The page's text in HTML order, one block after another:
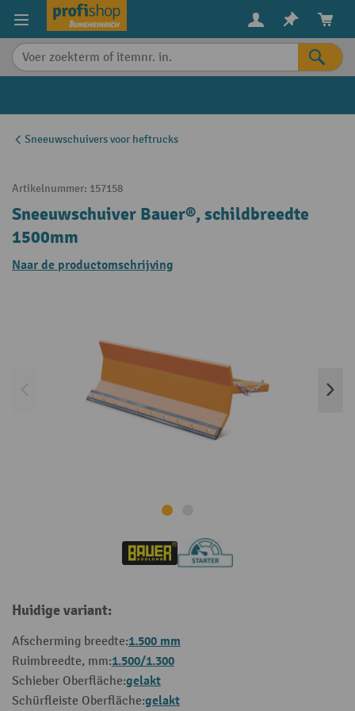
content
Sneeuwschuivers voor heftrucks
Artikelnummer: 157158
Sneeuwschuiver Bauer®, schildbreedte
1500mm
Naar de productomschrijving
Huidige variant:
Afscherming breedte:1.500 mm
Ruimbreedte, mm:1.500/1.300
Schieber Oberfläche:gelakt
Schürfleiste Oberfläche:gelakt